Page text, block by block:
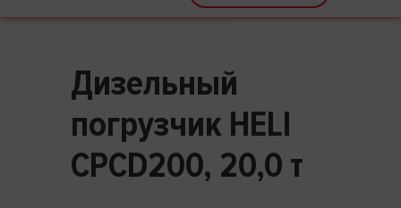
Дизельный
погрузчик HELI
CPCD200, 20,0 т